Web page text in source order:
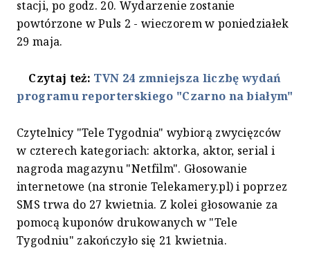
stacji, po godz. 20. Wydarzenie zostanie
powtórzone w Puls 2 - wieczorem w poniedziałek
29 maja.
Czytaj też: TVN 24 zmniejsza liczbę wydań
programu reporterskiego "Czarno na białym"
Czytelnicy "Tele Tygodnia" wybiorą zwycięzców
w czterech kategoriach: aktorka, aktor, serial i
nagroda magazynu "Netfilm". Głosowanie
internetowe (na stronie Telekamery.pl) i poprzez
SMS trwa do 27 kwietnia. Z kolei głosowanie za
pomocą kuponów drukowanych w "Tele
Tygodniu" zakończyło się 21 kwietnia.